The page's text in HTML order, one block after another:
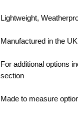
Lightweight,
Manufactured in the UK
For additional options
section
Made to measure